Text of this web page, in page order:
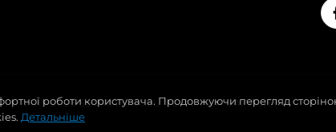
2019-2026 SECRET ANGEL. УСІ ПРАВА ЗАХИЩЕНІ.
роботи користувача. Продовжуючи перегляд
Детальніше